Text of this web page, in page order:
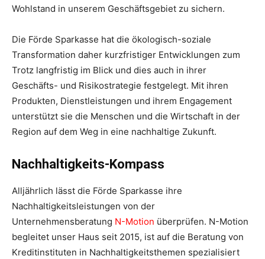
Wohlstand in unserem Geschäftsgebiet zu sichern.
Die Förde Sparkasse hat die ökologisch-soziale
Transformation daher kurzfristiger Entwicklungen zum
Trotz langfristig im Blick und dies auch in ihrer
Geschäfts- und Risikostrategie festgelegt. Mit ihren
Produkten, Dienst­leistungen und ihrem Engagement
unterstützt sie die Menschen und die Wirtschaft in der
Region auf dem Weg in eine nachhaltige Zukunft.
Nachhaltigkeits-Kompass
Alljährlich lässt die Förde Sparkasse ihre
Nachhaltigkeitsleistungen von der
Unternehmensberatung N-Motion überprüfen. N-Motion
begleitet unser Haus seit 2015, ist auf die Beratung von
Kreditinstituten in Nachhaltigkeitsthemen spezialisiert